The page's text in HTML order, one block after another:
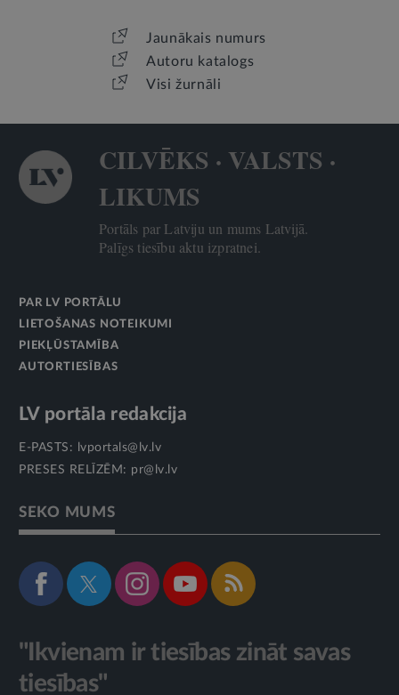
Jaunākais numurs
Autoru katalogs
Visi žurnāli
CILVĒKS · VALSTS ·
LIKUMS
Portāls par Latviju un mums Latvijā.
Palīgs tiesību aktu izpratnei.
PAR LV PORTĀLU
LIETOŠANAS NOTEIKUMI
PIEKĻŪSTAMĪBA
AUTORTIESĪBAS
LV portāla redakcija
E-PASTS:
lvportals@lv.lv
PRESES RELĪZĒM: pr@lv.lv
SEKO MUMS
"Ikvienam ir tiesības zināt savas
tiesības"